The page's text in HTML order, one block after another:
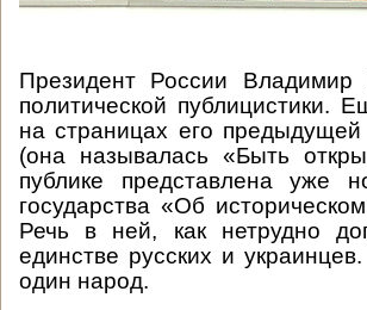
Президент России
политической публицистики.
на страницах его
(она называлась «Быть
публике представлена уже
государства «Об
Речь в ней, как нетрудно
единстве русских и
один народ.